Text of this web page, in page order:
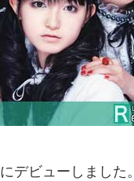
にデビューしました。